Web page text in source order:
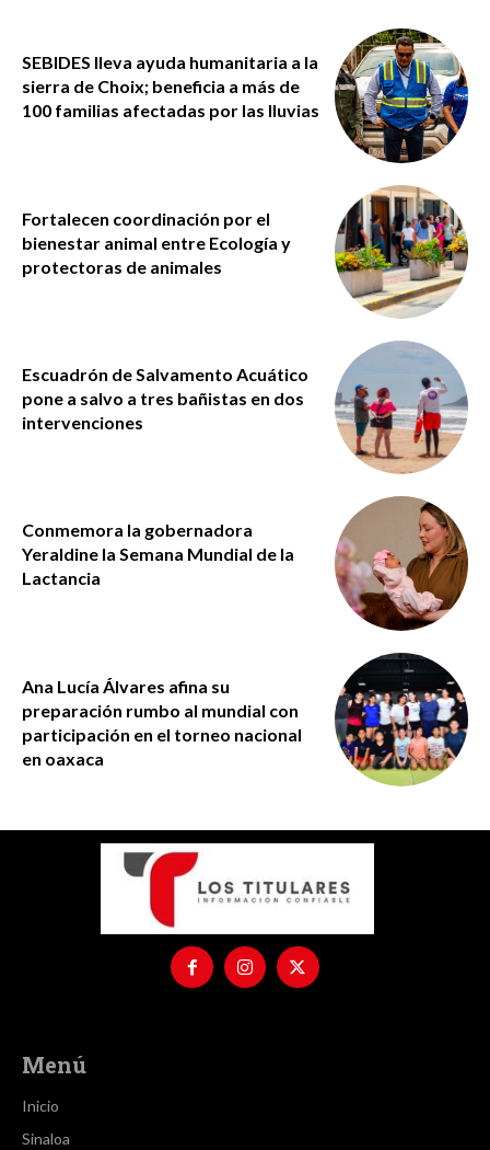
SEBIDES lleva ayuda humanitaria a la
sierra de Choix; beneficia a más de
100 familias afectadas por las lluvias
Fortalecen coordinación por el
bienestar animal entre Ecología y
protectoras de animales
Escuadrón de Salvamento Acuático
pone a salvo a tres bañistas en dos
intervenciones
Conmemora la gobernadora
Yeraldine la Semana Mundial de la
Lactancia
Ana Lucía Álvares afina su
preparación rumbo al mundial con
participación en el torneo nacional
en oaxaca
Menú
Inicio
Sinaloa